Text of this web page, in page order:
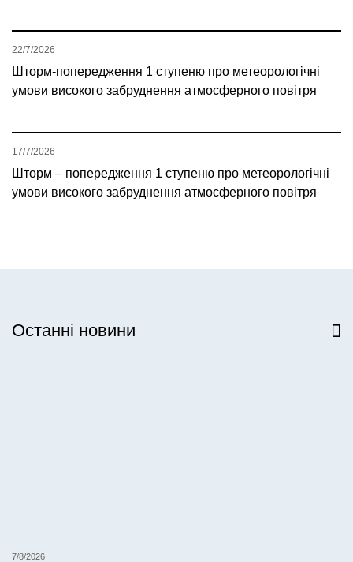
Шторм-попередження 1 ступеню про метеорологічні
умови високого забруднення атмосферного повітря
22/7/2026
Шторм – попередження 1 ступеню про метеорологічні
умови високого забруднення атмосферного повітря
17/7/2026
Останні новини
7/8/2026